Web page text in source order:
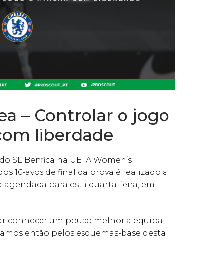
– Controlar o jogo
liberdade
SL Benfica na UEFA Women’s
16-avos de final da prova é realizado a
para esta quarta-feira, em
conhecer um pouco melhor a equipa
então pelos esquemas-base desta